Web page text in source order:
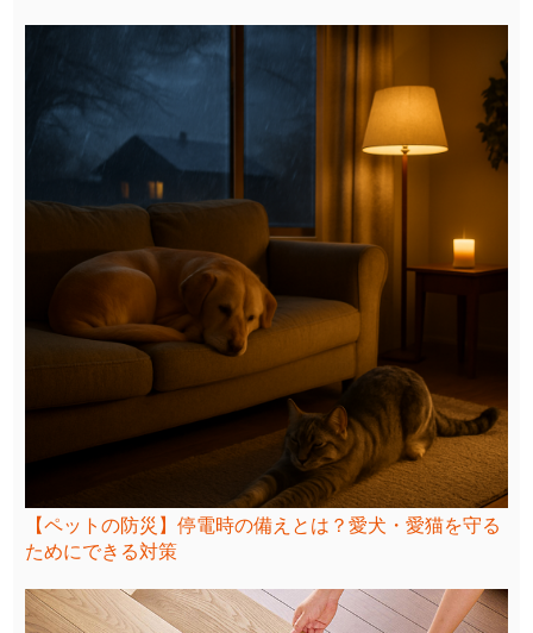
【ペットの防災】停電時の備えとは？愛犬・愛猫を守る
ためにできる対策